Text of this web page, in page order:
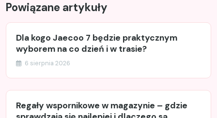
Powiązane artykuły
Dla kogo Jaecoo 7 będzie praktycznym
wyborem na co dzień i w trasie?
6 sierpnia 2026
Regały wspornikowe w magazynie – gdzie